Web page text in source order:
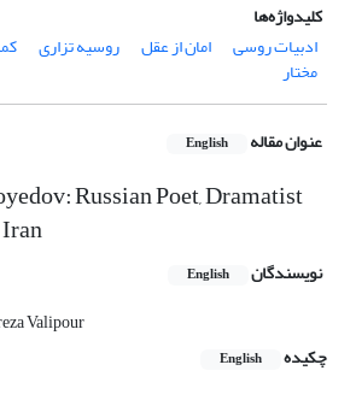
کلیدواژه‌ها
ادبیات روسی
امان از عقل روسیه تزاری
مختار
عنوان مقاله English
Russian Poet, Dramatist
نویسندگان English
Valipour
چکیده
English